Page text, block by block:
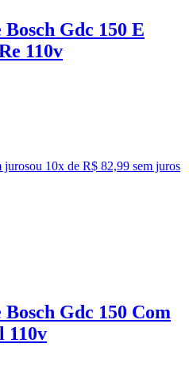
Gdc 150 E
110v
jurosou 10x de R$ 82,99 sem juros
Gdc 150 Com
110v